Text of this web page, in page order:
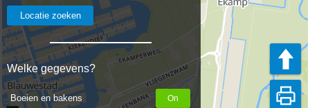
Welke gegevens?
Boeien en bakens